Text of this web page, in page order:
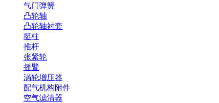
气门弹簧
凸轮轴
凸轮轴衬套
挺柱
推杆
张紧轮
摇臂
涡轮增压器
配气机构附件
空气滤清器